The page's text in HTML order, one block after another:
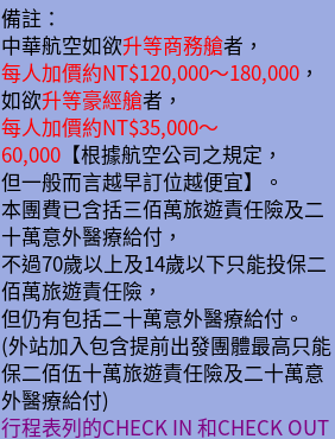
備註：
中華航空如欲升等商務艙者，
每人加價約NT$120,000～180,000 ，
如欲升等豪經艙者，
每人加價約NT$35,000～
60,000 【根據航空公司之規定，
但一般而言越早訂位越便宜】。
本團費已含括三佰萬旅遊責任險及二
十萬意外醫療給付，
不過70歲以上及14歲以下只能投保二
佰萬旅遊責任險，
但仍有包括二十萬意外醫療給付。
(外站加入包含提前出發團體最高只能
保二佰伍十萬旅遊責任險及二十萬意
外醫療給付)
行程表列的CHECK IN 和CHECK OUT